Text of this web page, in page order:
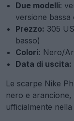
Due modelli:
versione
Prezzo: 305
basso)
Colori: Nero/
Data di uscita:
Le scarpe Nike
nero e
ufficialmente